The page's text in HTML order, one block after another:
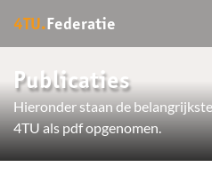
4TU. Federatie
Publicaties
Hieronder staan de
4TU als pdf opgenomen.